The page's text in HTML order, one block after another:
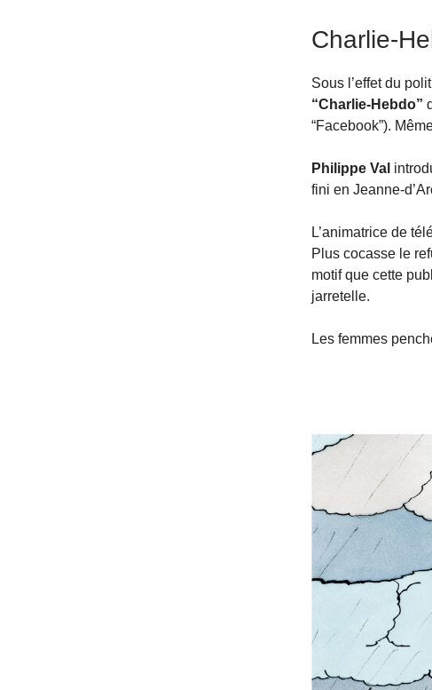
Charlie-
Sous l’effet du
“Charlie-Hebdo”
“Facebook”).
Philippe Val
fini en Jeanne-
L’animatrice de
Plus cocasse le
motif que cette
jarretelle.
Les femmes